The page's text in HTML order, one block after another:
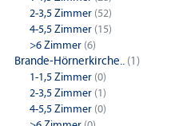
2-3,5 Zimmer (52)
4-5,5 Zimmer (15)
>6 Zimmer (6)
Brande-Hörnerkirche.. (1)
1-1,5 Zimmer (0)
2-3,5 Zimmer (1)
4-5,5 Zimmer (0)